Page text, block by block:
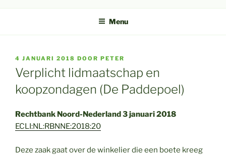
Menu
GEPLAATST
OP
4 JANUARI 2018 DOOR PETER
Verplicht lidmaatschap en
koopzondagen (De Paddepoel)
Rechtbank Noord-Nederland 3 januari 2018
ECLI:NL:RBNNE:2018:20
Deze zaak gaat over de winkelier die een boete kreeg